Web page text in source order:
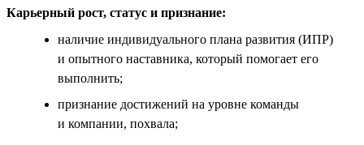
Карьерный рост, статус и признание:
наличие индивидуального плана развития (ИПР)
и опытного наставника, который помогает его
выполнить;
признание достижений на уровне команды
и компании, похвала;